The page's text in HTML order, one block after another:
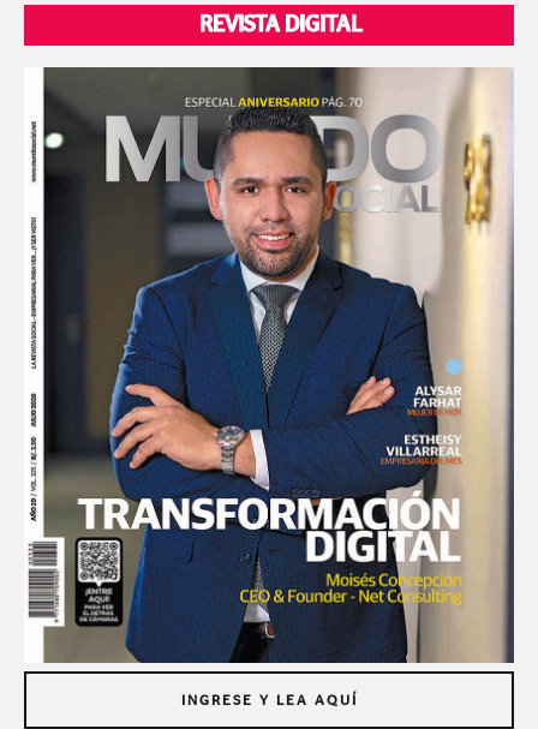
REVISTA DIGITAL
INGRESE Y LEA AQUÍ